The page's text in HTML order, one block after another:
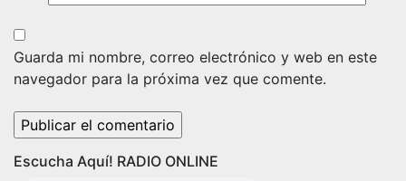
Guarda mi nombre, correo electrónico y web en este
navegador para la próxima vez que comente.
Escucha Aquí! RADIO ONLINE